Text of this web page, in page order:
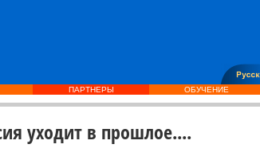
ПАРТНЕРЫ ОБУЧЕНИЕ
уходит в прошлое....